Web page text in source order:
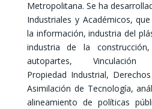
Metropolitana. Se ha
Industriales y Académicos,
la información, industria del
industria de la
autopartes, Vinculación
Propiedad Industrial,
Asimilación de Tecnología,
alineamiento de políticas